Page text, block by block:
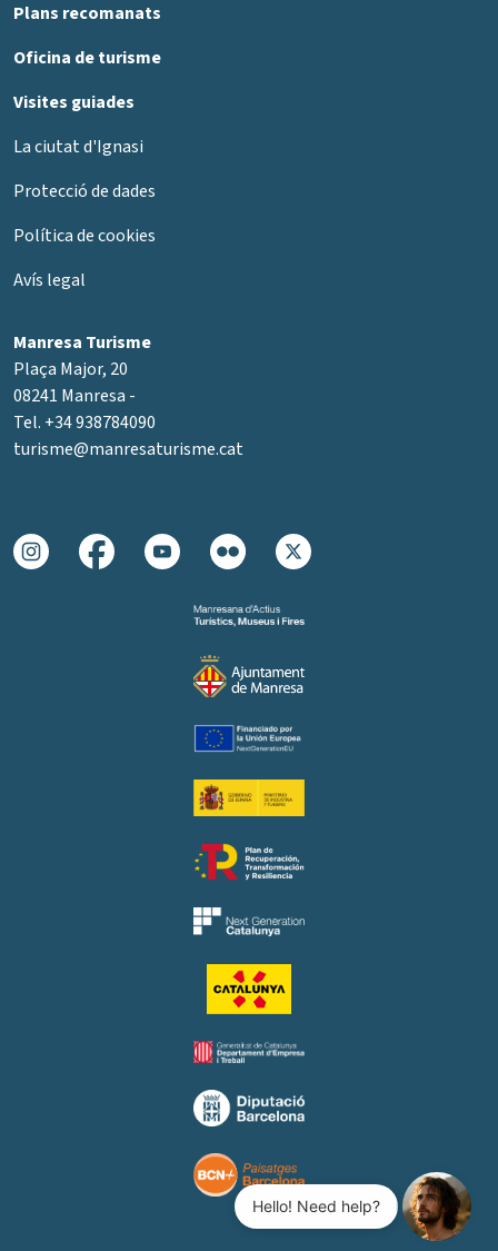
Manresa Turisme
Plaça Major, 20
08241 Manresa -
Tel. +34 938784090
turisme@manresaturisme.cat
Plans recomanats
Oficina de turisme
Visites guiades
La ciutat d'Ignasi
Protecció de dades
Política de cookies
Avís legal
Hello! Need help?